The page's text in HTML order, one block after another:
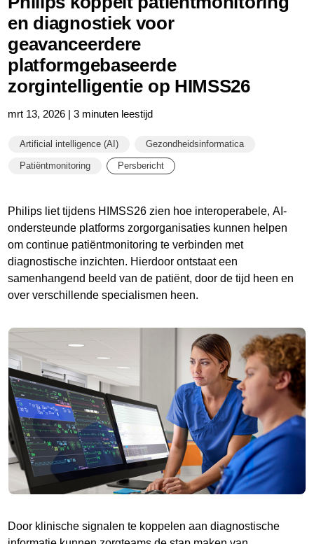
en diagnostiek voor
geavanceerdere
platformgebaseerde
zorgintelligentie op HIMSS26
mrt 13, 2026 | 3 minuten leestijd
Artificial intelligence (AI) Gezondheidsinformatica
Patiëntmonitoring Persbericht
Philips liet tijdens HIMSS26 zien hoe interoperabele, AI-
ondersteunde platforms zorgorganisaties kunnen helpen
om continue patiëntmonitoring te verbinden met
diagnostische inzichten. Hierdoor ontstaat een
samenhangend beeld van de patiënt, door de tijd heen en
over verschillende specialismen heen.
Door klinische signalen te koppelen aan diagnostische